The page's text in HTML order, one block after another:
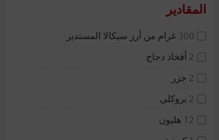
المقادير
300 غرام من أرز سيكالا المستدير
2 أفخاذ دجاج
2 جزر
2 بروكلي
12 هليون